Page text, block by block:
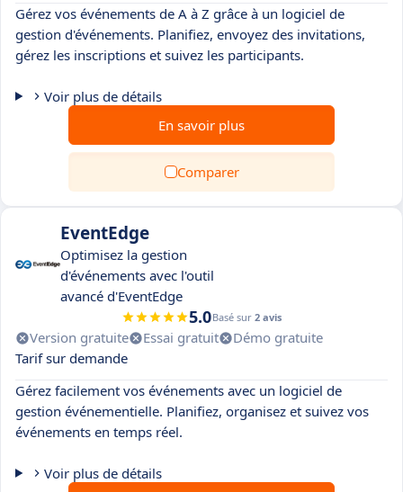
Gérez vos événements de A à Z grâce à un logiciel de
gestion d'événements. Planifiez, envoyez des invitations,
gérez les inscriptions et suivez les participants.
Voir plus de détails
En savoir plus
Comparer
EventEdge
Optimisez la gestion
d'événements avec l'outil
avancé d'EventEdge
5.0Basé sur 2 avis
Version gratuite Essai gratuit
Démo gratuite
Tarif sur demande
Gérez facilement vos événements avec un logiciel de
gestion événementielle. Planifiez, organisez et suivez vos
événements en temps réel.
Voir plus de détails